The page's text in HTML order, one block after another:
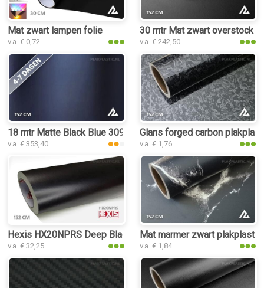
Mat zwart lampen folie
v.a. € 0,72
30 mtr Mat zwart overstock
v.a. € 242,50
18 mtr Matte Black Blue 3092 plakplastic
v.a. € 353,40
Glans forged carbon
v.a. € 1,76
Hexis HX20NPRS Deep Black Satin plakplastic
v.a. € 32,25
Mat marmer zwart plakplastic
v.a. € 1,84